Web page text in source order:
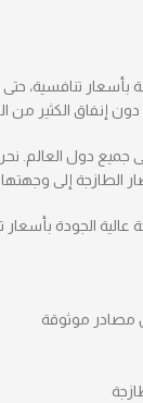
بأسعار تنافسية،
إنفاق الكثير من
جميع دول
إلى وجهتها
عالية الجودة
مصادر موثوقة